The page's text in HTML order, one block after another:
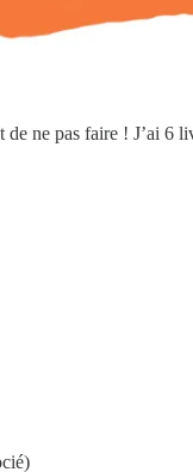
ne pas faire ! J’ai 6